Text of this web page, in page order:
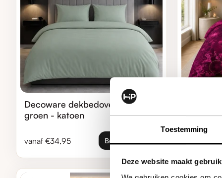
Toestemming
Deze website maakt
Decoware dekbedovertrek uni -
groen - katoen
Normale prijs
vanaf €34,95 Bekijk product vanaf